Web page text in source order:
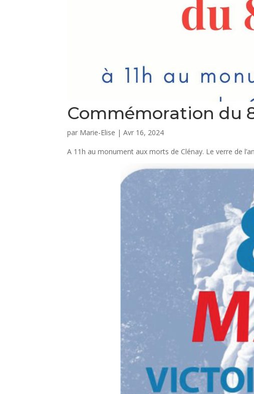
Commémoration du
par Marie-Elise |Avr 16, 2024
A 11h au monument aux morts de Clénay. Le verre de